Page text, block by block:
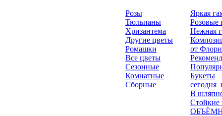
Розы
Тюльпаны
Хризантема
Другие цветы
Ромашки
Все цветы
Сезонные
Комнатные
Сборные
Яркая
Розовые
Нежная
от
Букеты
В
Стойкие